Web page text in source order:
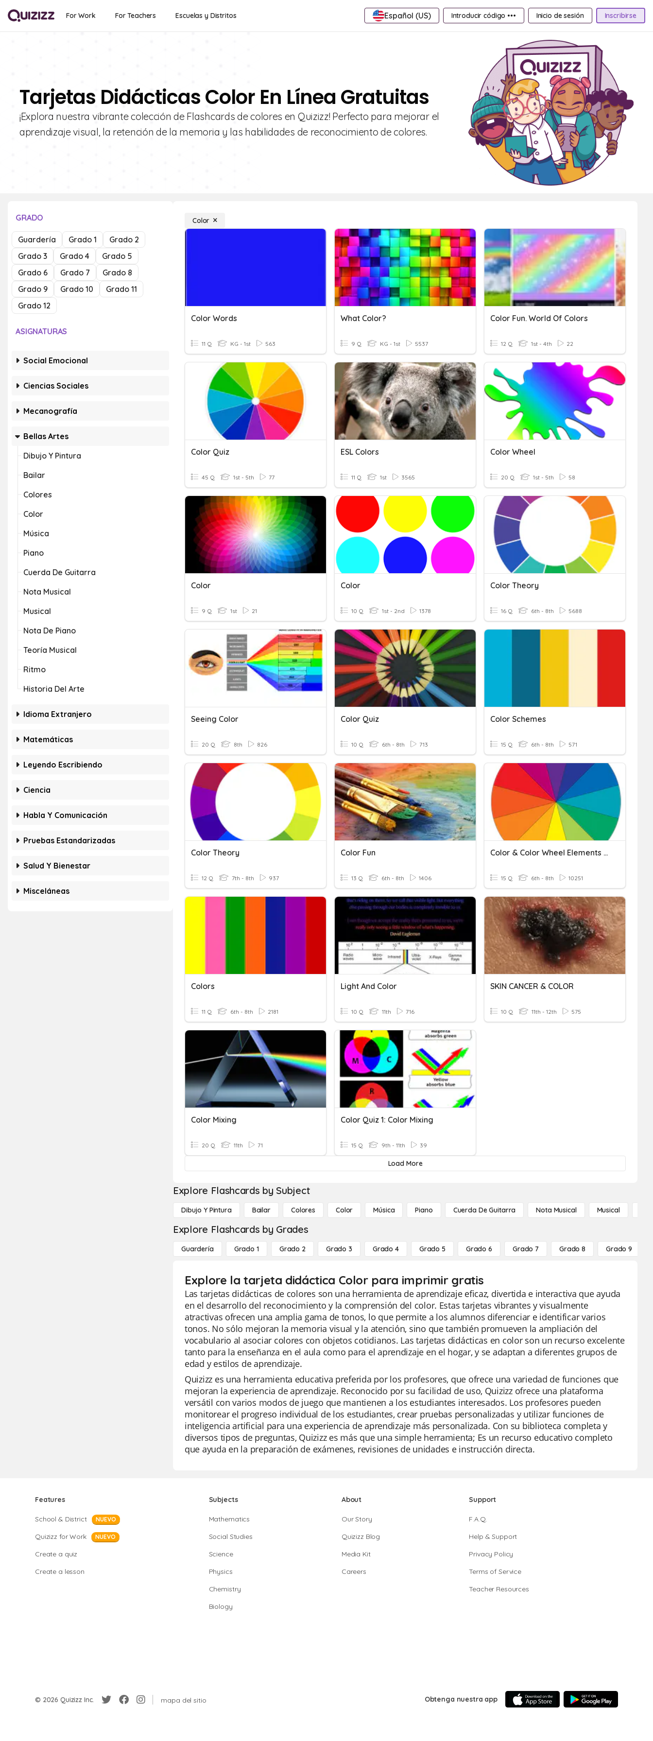
For Work For Teachers Escuelas y Distritos Español (US) Introducir código ••• Inicio de sesión Inscribirse
Tarjetas Didácticas Color En Línea Gratuitas
¡Explora nuestra vibrante colección de Flashcards de colores en Quizizz! Perfecto para mejorar el
aprendizaje visual, la retención de la memoria y las habilidades de reconocimiento de colores.
GRADO
Guardería Grado 1
Grado 2
Grado 3
Grado 4
Grado 5
Grado 6
Grado 7
Grado 8
Grado 9
Grado 10
Grado 11
Grado 12
ASIGNATURAS
Social Emocional
Ciencias Sociales
Mecanografía
Bellas Artes
Dibujo Y Pintura
Bailar
Colores
Color
Música
Piano
Cuerda De Guitarra
Nota Musical
Musical
Nota De Piano
Teoría Musical
Ritmo
Historia Del Arte
Idioma Extranjero
Matemáticas
Leyendo Escribiendo
Ciencia
Habla Y Comunicación
Pruebas Estandarizadas
Salud Y Bienestar
Misceláneas
Color
Color Words
11 Q KG - 1st 563
What Color?
9 Q KG - 1st 5537
Color Fun. World Of Colors
12 Q 1st - 4th 22
Color Quiz
45 Q 1st - 5th 77
ESL Colors
11 Q 1st 3565
Color Wheel
20 Q 1st - 5th 58
Color
9 Q 1st 21
Color
10 Q 1st - 2nd 1378
Color Theory
16 Q 6th - 8th 5688
Seeing Color
20 Q 8th 826
Color Quiz
10 Q 6th - 8th 713
Color Schemes
15 Q 6th - 8th 571
Color Theory
12 Q 7th - 8th 937
Color Fun
13 Q 6th - 8th 1406
Color & Color Wheel Elements Of Art (LBtL)
15 Q 6th - 8th 10251
Colors
11 Q 6th - 8th 2181
Light And Color
10 Q 11th 716
SKIN CANCER & COLOR
10 Q 11th - 12th 575
Color Mixing
20 Q 11th 71
Color Quiz 1: Color Mixing
15 Q 9th - 11th 39
Load More
Explore Flashcards by Subject
Dibujo Y Pintura Bailar Colores Color Música Piano Cuerda De Guitarra Nota Musical Musical
Explore Flashcards by Grades
Guardería Grado 1 Grado 2 Grado 3 Grado 4 Grado 5 Grado 6 Grado 7 Grado 8 Grado 9
Explore la tarjeta didáctica Color para imprimir gratis
Las tarjetas didácticas de colores son una herramienta de aprendizaje eficaz, divertida e interactiva que ayuda
en el desarrollo del reconocimiento y la comprensión del color. Estas tarjetas vibrantes y visualmente
atractivas ofrecen una amplia gama de tonos, lo que permite a los alumnos diferenciar e identificar varios
tonos. No sólo mejoran la memoria visual y la atención, sino que también promueven la ampliación del
vocabulario al asociar colores con objetos cotidianos. Las tarjetas didácticas en color son un recurso excelente
tanto para la enseñanza en el aula como para el aprendizaje en el hogar, y se adaptan a diferentes grupos de
edad y estilos de aprendizaje.
Quizizz es una herramienta educativa preferida por los profesores, que ofrece una variedad de funciones que
mejoran la experiencia de aprendizaje. Reconocido por su facilidad de uso, Quizizz ofrece una plataforma
versátil con varios modos de juego que mantienen a los estudiantes interesados. Los profesores pueden
monitorear el progreso individual de los estudiantes, crear pruebas personalizadas y utilizar funciones de
inteligencia artificial para una experiencia de aprendizaje más personalizada. Con su biblioteca completa y
diversos tipos de preguntas, Quizizz es más que una simple herramienta; Es un recurso educativo completo
que ayuda en la preparación de exámenes, revisiones de unidades e instrucción directa.
Features
School & District NUEVO
Quizizz for Work NUEVO
Create a quiz
Create a lesson
Subjects
Mathematics
Social Studies
Science
Physics
Chemistry
Biology
About
Our Story
Quizizz Blog
Media Kit
Careers
Support
F.A.Q.
Help & Support
Privacy Policy
Terms of Service
Teacher Resources
© 2026 Quizizz Inc. mapa del sitio Obtenga nuestra app